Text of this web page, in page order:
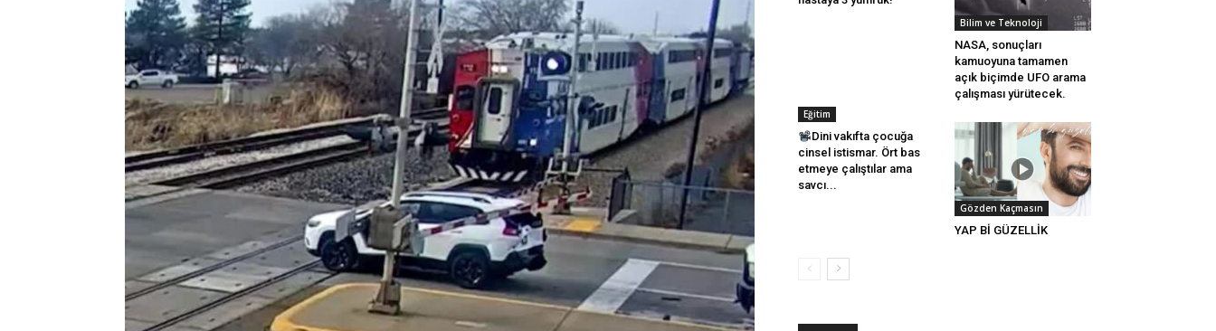
Bilim ve Teknoloji
NASA, sonuçları
kamuoyuna tamamen
açık biçimde UFO arama
çalışması yürütecek.
Eğitim
Dini vakıfta çocuğa
cinsel istismar. Ört bas
etmeye çalıştılar ama
savcı...
Gözden Kaçmasın
YAP Bİ GÜZELLİK